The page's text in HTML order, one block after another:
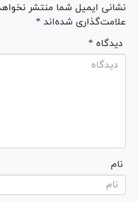
نشانی ایمیل شما منتشر
علامت‌گذاری شده‌اند *
* دیدگاه
نام